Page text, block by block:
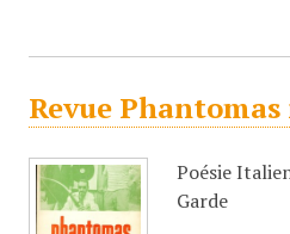
Revue Phantomas
Poésie
Garde